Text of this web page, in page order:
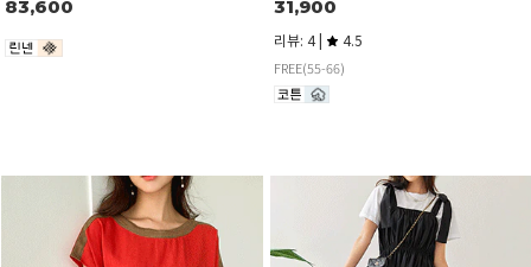
83,600 31,900
리뷰: 4 | 4.5
FREE(55-66)